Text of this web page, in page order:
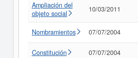
Ampliación del
objeto social
10/03/2011
Nombramientos 07/07/2004
Constitución 07/07/2004